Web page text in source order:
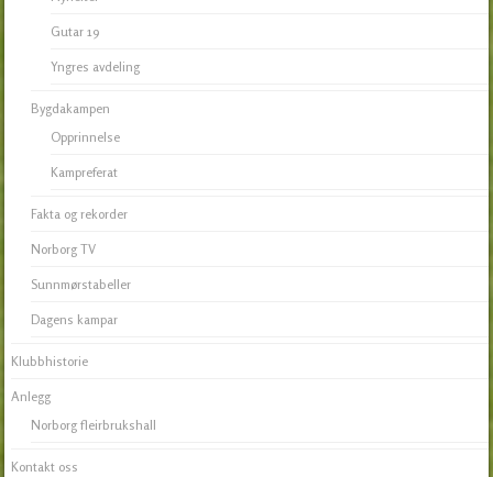
Gutar 19
Yngres avdeling
Bygdakampen
Opprinnelse
Kampreferat
Fakta og rekorder
Norborg TV
Sunnmørstabeller
Dagens kampar
Klubbhistorie
Anlegg
Norborg fleirbrukshall
Kontakt oss